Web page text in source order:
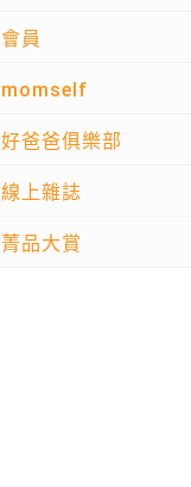
會員
momself
好爸爸俱樂部
線上雜誌
菁品大賞